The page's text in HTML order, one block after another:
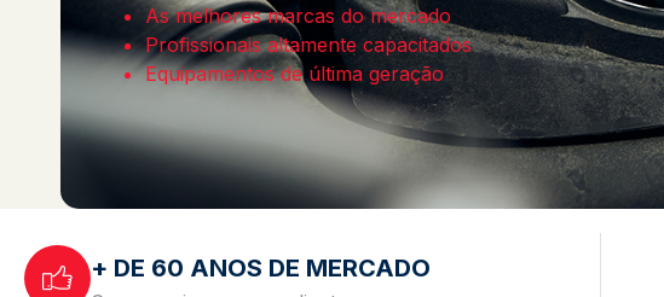
As melhores marcas do mercado
Profissionais altamente capacitados
Equipamentos de última geração
+ DE 60 ANOS DE MERCADO